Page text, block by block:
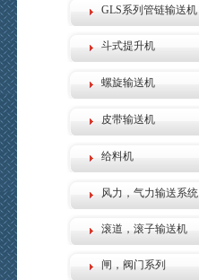
GLS系列管链输送机
斗式提升机
螺旋输送机
皮带输送机
给料机
风力，气力输送系统
滚道，滚子输送机
闸，阀门系列